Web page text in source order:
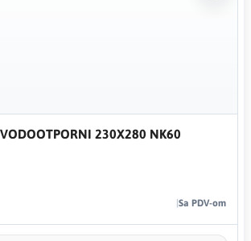
VODOOTPORNI 230X280 NK60
Sa PDV-om